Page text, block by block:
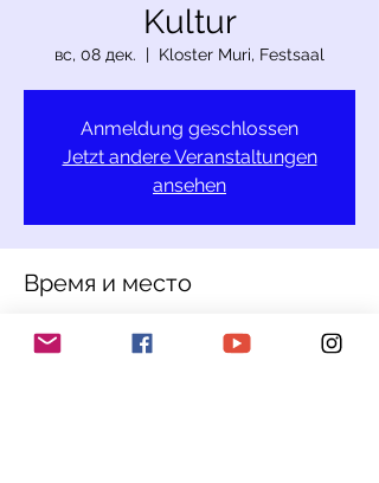
Kultur
вс, 08 дек.
  |
Kloster Muri, Festsaal
Anmeldung geschlossen
Jetzt andere Veranstaltungen
ansehen
Время и место
Kloster Muri, Festsaal, Seetalstrasse 4,